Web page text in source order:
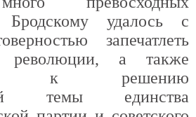
Бродскому удалось с
запечатлеть
революции, а также
к решению
темы единства